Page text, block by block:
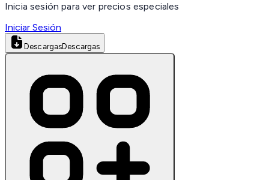
Inicia sesión para ver precios especiales
Iniciar Sesión
DescargasDescargas